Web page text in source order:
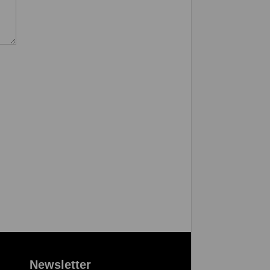
Newsletter